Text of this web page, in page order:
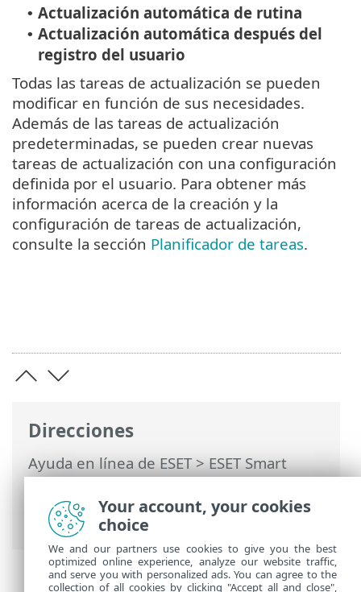
Direcciones
Ayuda en línea de ESET>ESET Smart
Security Premium>Trabajo con ESET
Smart Security Premium >Actualización
> Cómo crear tareas de actualización
• Actualización automática de rutina
• Actualización automática después del
registro del usuario
Todas las tareas de actualización se pueden
modificar en función de sus necesidades.
Además de las tareas de actualización
predeterminadas, se pueden crear nuevas
tareas de actualización con una configuración
definida por el usuario. Para obtener más
información acerca de la creación y la
configuración de tareas de actualización,
consulte la sección Planificador de tareas.
Your account, your cookies
choice
We and our partners use cookies to give you the best
optimized online experience, analyze our website traffic,
and serve you with personalized ads. You can agree to the
collection of all cookies by clicking "Accept all and close",